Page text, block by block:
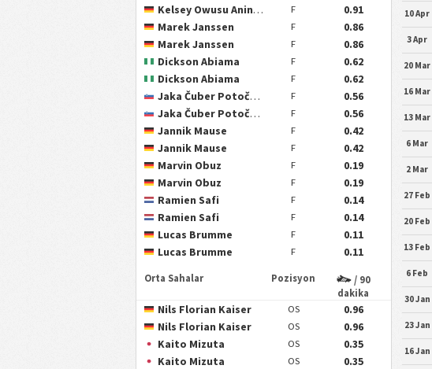
Kelsey Owusu Aninkorah-Meisel
F
0.91
Marek Janssen
F
0.86
Marek Janssen
F
0.86
Dickson Abiama
F
0.62
Dickson Abiama
F
0.62
Jaka Čuber Potočnik
F
0.56
Jaka Čuber Potočnik
F
0.56
Jannik Mause
F
0.42
Jannik Mause
F
0.42
Marvin Obuz
F
0.19
Marvin Obuz
F
0.19
Ramien Safi
F
0.14
Ramien Safi
F
0.14
Lucas Brumme
F
0.11
Lucas Brumme
F 0.11
Orta Sahalar Pozisyon
/ 90
dakika
Nils Florian Kaiser OS
0.96
Nils Florian Kaiser
OS
0.96
Kaito Mizuta
OS
0.35
Kaito Mizuta
OS
0.35
10 Apr
3 Apr
20 Mar
16 Mar
13 Mar
6 Mar
2 Mar
27 Feb
20 Feb
13 Feb
6 Feb
30 Jan
23 Jan
16 Jan